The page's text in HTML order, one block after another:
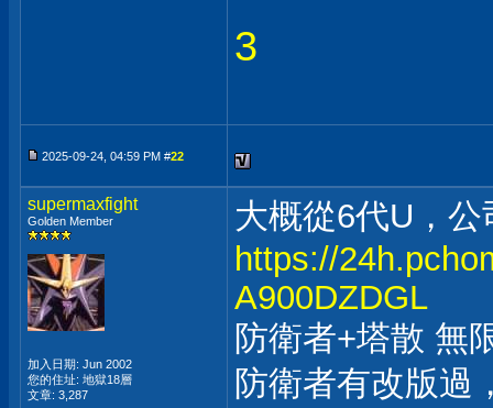
3
2025-09-24, 04:59 PM #22
supermaxfight
Golden Member
加入日期: Jun 2002
您的住址: 地獄18層
文章: 3,287
大概從6代U，
https://
A900DZDGL
防衛者+塔散 無
防衛者有改版過